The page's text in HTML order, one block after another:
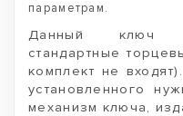
параметрам.
Данный ключ
стандартные
комплект не
установленного
механизм ключа,